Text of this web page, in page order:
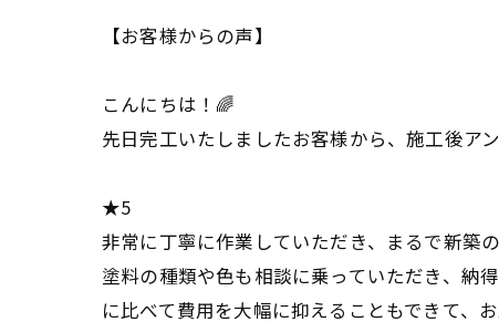
【お客様からの声】
こんにちは！🌈
先日完工いたしましたお客様から、施工後ア
★5
非常に丁寧に作業していただき、まるで新築
塗料の種類や色も相談に乗っていただき、納
に比べて費用を大幅に抑えることもできて、